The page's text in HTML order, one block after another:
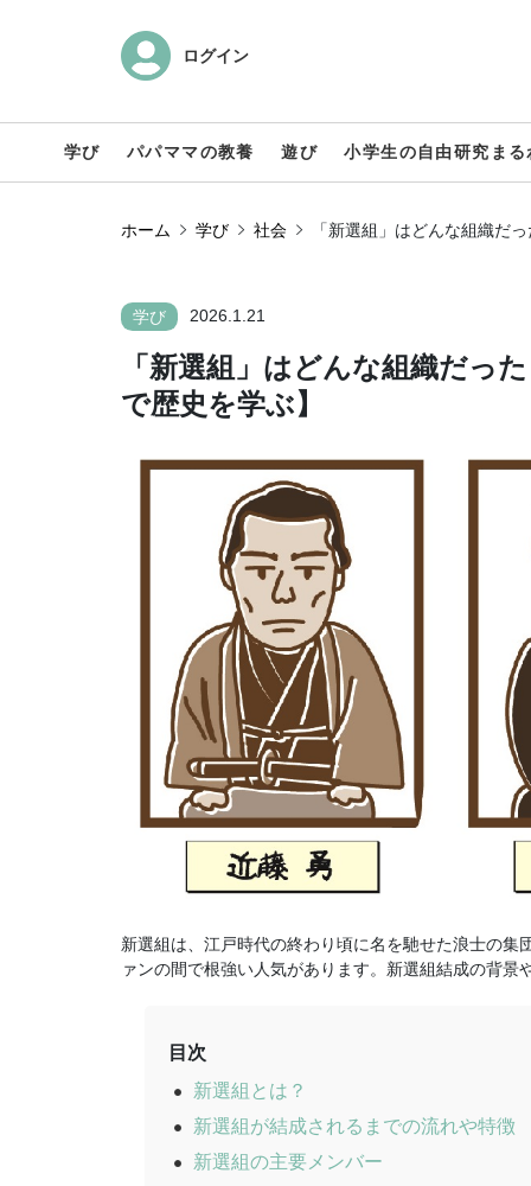
ログイン
学び パパママの教養 遊び 小学生の自由研究ま
ホーム 学び 社会 「新選組」はどんな組織だ
学び 2026.1.21
「新選組」はどんな組織だっ
で歴史を学ぶ】
新選組は、江戸時代の終わり頃に名を馳せた浪士の
ァンの間で根強い人気があります。新選組結成の背
目次
新選組とは？
新選組が結成されるまでの流れや特徴
新選組の主要メンバー